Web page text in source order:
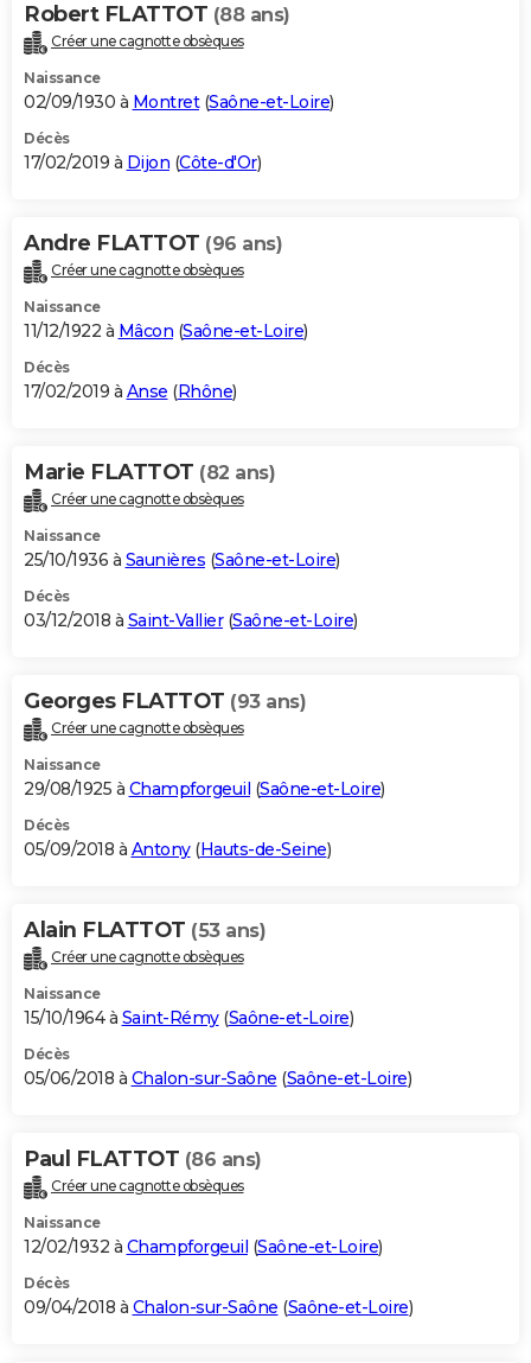
Robert FLATTOT (88 ans)
Créer une cagnotte obsèques
Naissance
02/09/1930 à Montret(Saône-et-Loire)
Décès
17/02/2019 à Dijon (Côte-d'Or)
Andre FLATTOT (96 ans)
Créer une cagnotte obsèques
Naissance
11/12/1922 à Mâcon (Saône-et-Loire)
Décès
17/02/2019 à Anse (Rhône)
Marie FLATTOT (82 ans)
Créer une cagnotte obsèques
Naissance
25/10/1936 à Saunières (Saône-et-Loire)
Décès
03/12/2018 à Saint-Vallier(Saône-et-Loire)
Georges FLATTOT (93 ans)
Créer une cagnotte obsèques
Naissance
29/08/1925 à Champforgeuil (Saône-et-Loire)
Décès
05/09/2018 à Antony(Hauts-de-Seine)
Alain FLATTOT (53 ans)
Créer une cagnotte obsèques
Naissance
15/10/1964 à Saint-Rémy(Saône-et-Loire)
Décès
05/06/2018 à Chalon-sur-Saône (Saône-et-Loire)
Paul FLATTOT (86 ans)
Créer une cagnotte obsèques
Naissance
12/02/1932 à Champforgeuil (Saône-et-Loire)
Décès
09/04/2018 à Chalon-sur-Saône (Saône-et-Loire)